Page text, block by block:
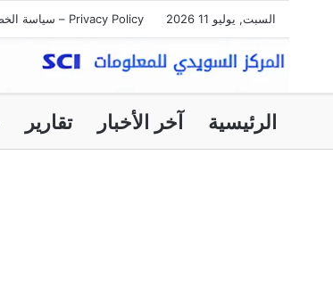
السبت, يوليو 11 2026 Privacy Policy – سياسة الخصوصية
الرئيسية آخر الأخبار تقارير